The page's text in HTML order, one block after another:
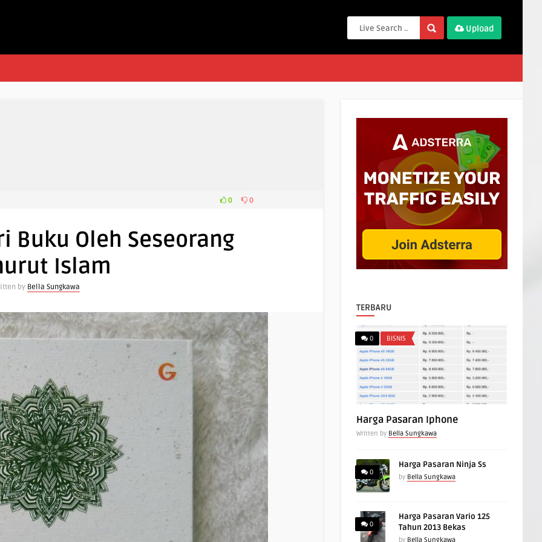
Upload
0 0
Buku Oleh Seseorang
Islam
by Bella Sungkawa
TERBARU
0 BISNIS
Harga Pasaran Iphone
Written by Bella Sungkawa
0
Harga Pasaran Ninja Ss
by Bella Sungkawa
0
Harga Pasaran Vario 125
Tahun 2013 Bekas
by Bella Sungkawa